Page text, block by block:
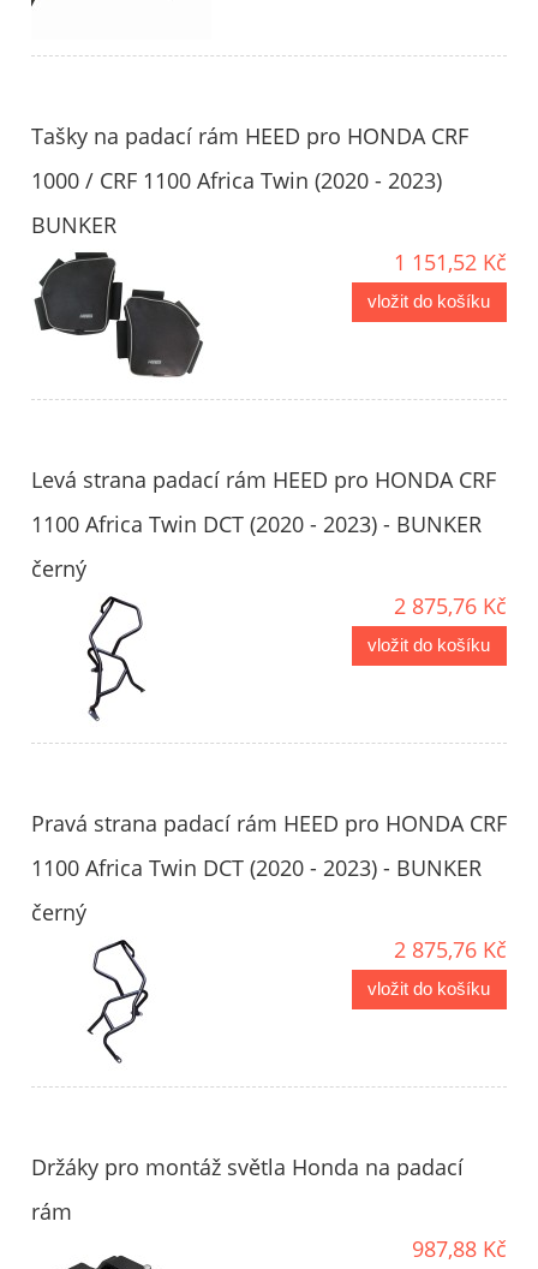
Tašky na padací rám HEED pro HONDA CRF
1000 / CRF 1100 Africa Twin (2020 - 2023)
BUNKER
1 151,52 Kč
vložit do košíku
Levá strana padací rám HEED pro HONDA CRF
1100 Africa Twin DCT (2020 - 2023) - BUNKER
černý
2 875,76 Kč
vložit do košíku
Pravá strana padací rám HEED pro HONDA CRF
1100 Africa Twin DCT (2020 - 2023) - BUNKER
černý
2 875,76 Kč
vložit do košíku
Držáky pro montáž světla Honda na padací
rám
987,88 Kč